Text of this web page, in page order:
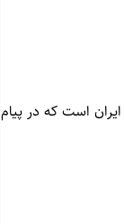
است که در پیام